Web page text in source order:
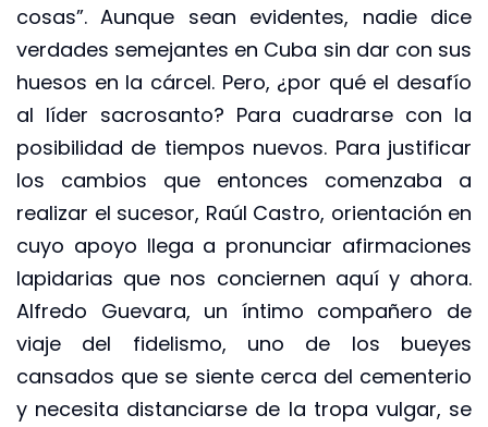
cosas”. Aunque sean evidentes, nadie dice
verdades semejantes en Cuba sin dar con sus
huesos en la cárcel. Pero, ¿por qué el desafío
al líder sacrosanto? Para cuadrarse con la
posibilidad de tiempos nuevos. Para justificar
los cambios que entonces comenzaba a
realizar el sucesor, Raúl Castro, orientación en
cuyo apoyo llega a pronunciar afirmaciones
lapidarias que nos conciernen aquí y ahora.
Alfredo Guevara, un íntimo compañero de
viaje del fidelismo, uno de los bueyes
cansados que se siente cerca del cementerio
y necesita distanciarse de la tropa vulgar, se